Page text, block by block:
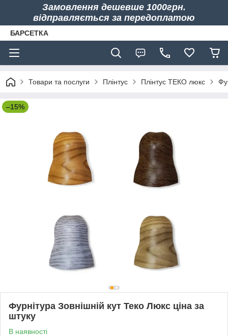
Замовлення дешевше 1000грн.
відправляється за передоплатою
БАРСЕТКА
Товари та послуги Плінтус Плінтус ТЕКО люкс
–15%
Фурнітура Зовнішній кут Теко Люкс ціна за
штуку
В наявності